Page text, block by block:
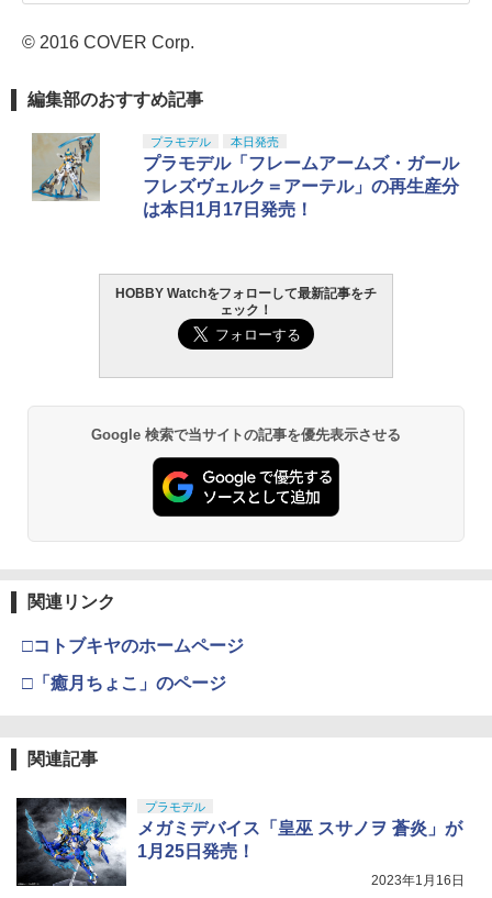
© 2016 COVER Corp.
編集部のおすすめ記事
プラモデル 本日発売
プラモデル「フレームアームズ・ガール
フレズヴェルク＝アーテル」の再生産分
は本日1月17日発売！
HOBBY Watchをフォローして最新記事をチ
ェック！
Google 検索で当サイトの記事を優先表示させる
関連リンク
□コトブキヤのホームページ
□「癒月ちょこ」のページ
関連記事
プラモデル
メガミデバイス「皇巫 スサノヲ 蒼炎」が
1月25日発売！
2023年1月16日